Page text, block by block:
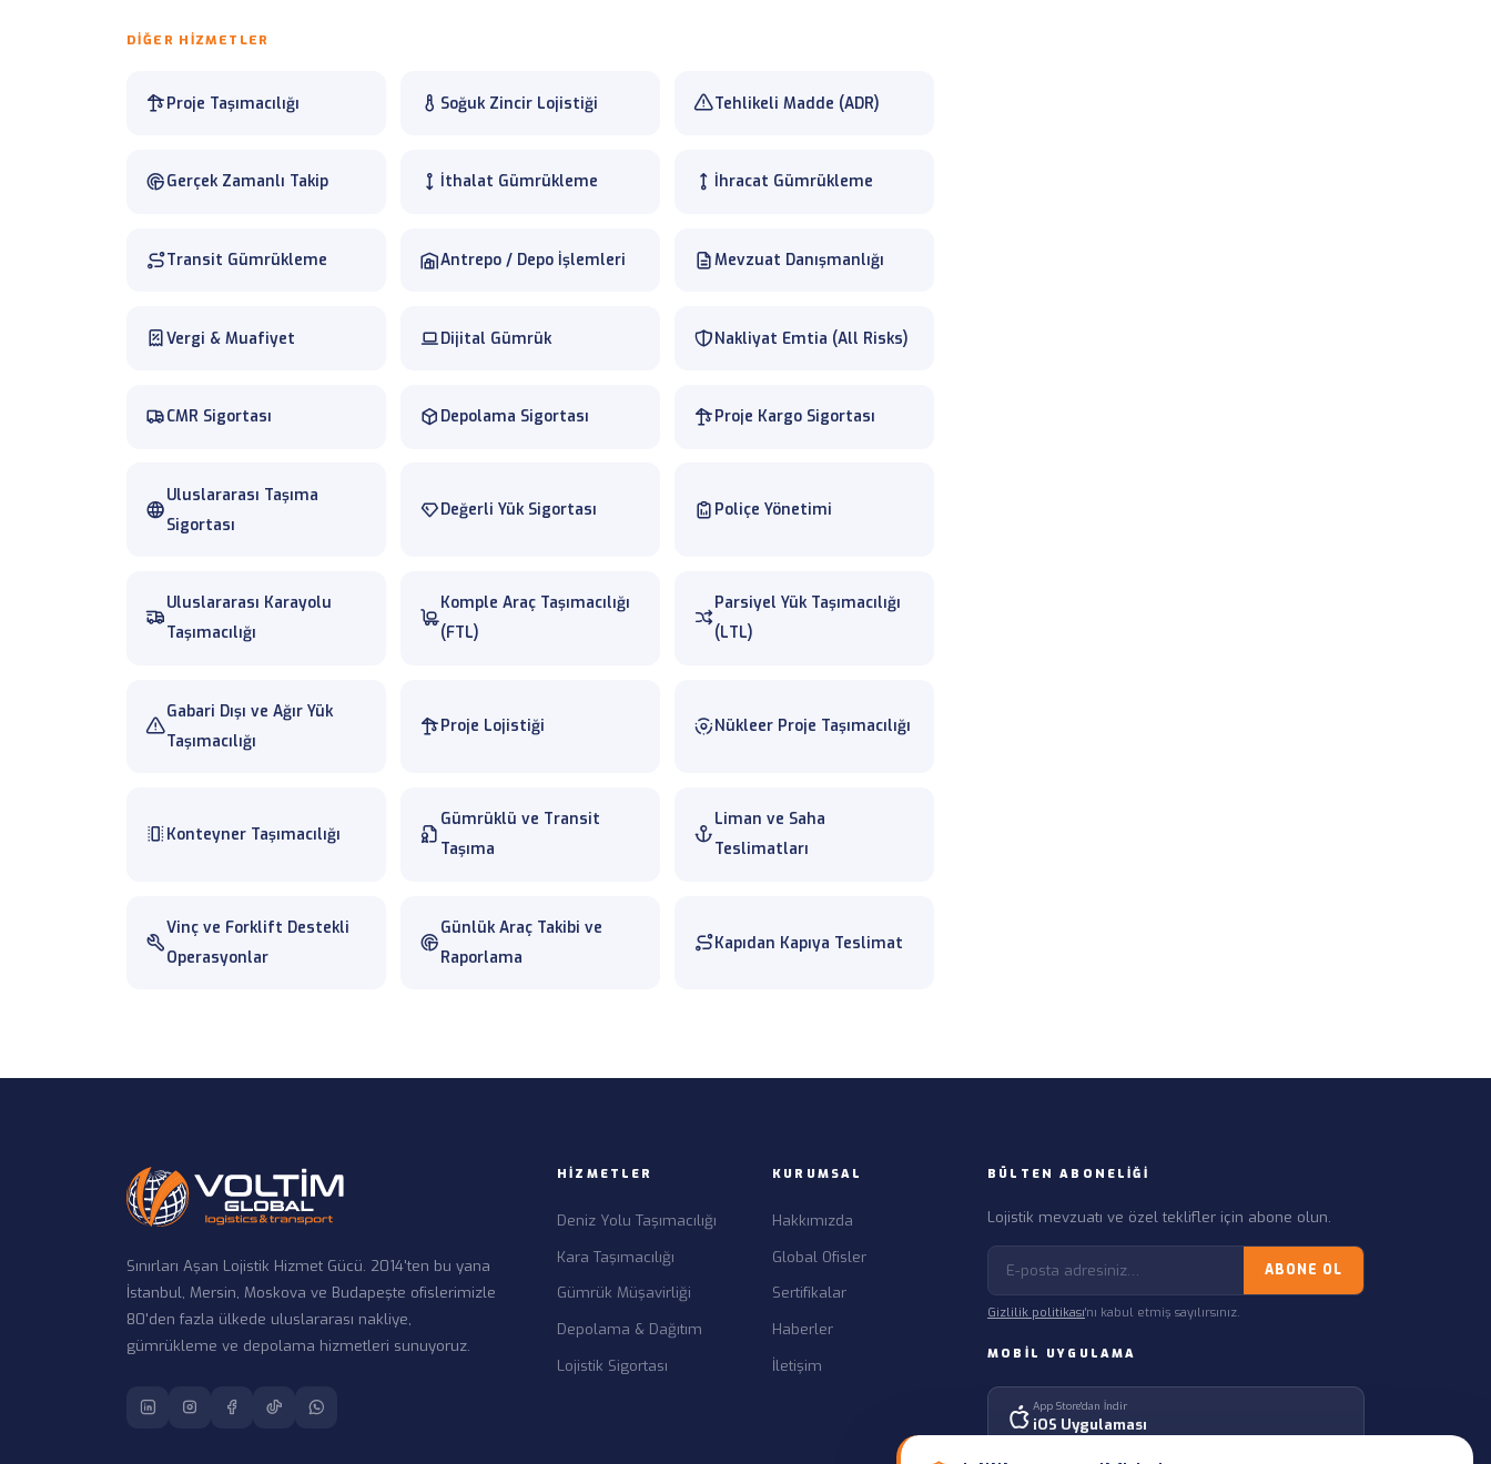
DIĞER HIZMETLER
Proje Taşımacılığı Soğuk Zincir Lojistiği Tehlikeli Madde (ADR)
Gerçek Zamanlı Takip İthalat Gümrükleme İhracat Gümrükleme
Transit Gümrükleme Antrepo / Depo İşlemleri Mevzuat Danışmanlığı
Vergi & Muafiyet Dijital Gümrük Nakliyat Emtia (All Risks)
CMR Sigortası Depolama Sigortası Proje Kargo Sigortası
Uluslararası Taşıma
Sigortası
Değerli Yük Sigortası Poliçe Yönetimi
Uluslararası Karayolu
Taşımacılığı
Komple Araç Taşımacılığı
(FTL)
Parsiyel Yük Taşımacılığı
(LTL)
Gabari Dışı ve Ağır Yük
Taşımacılığı
Proje Lojistiği Nükleer Proje Taşımacılığı
Konteyner Taşımacılığı
Gümrüklü ve Transit
Taşıma
Liman ve Saha
Teslimatları
Vinç ve Forklift Destekli
Operasyonlar
Günlük Araç Takibi ve
Raporlama
Kapıdan Kapıya Teslimat
Sınırları Aşan Lojistik Hizmet Gücü. 2014'ten bu yana
İstanbul, Mersin, Moskova ve Budapeşte ofislerimizle
80'den fazla ülkede uluslararası nakliye,
gümrükleme ve depolama hizmetleri sunuyoruz.
HIZMETLER
Deniz Yolu Taşımacılığı
Kara Taşımacılığı
Gümrük Müşavirliği
Depolama & Dağıtım
Lojistik Sigortası
KURUMSAL
Hakkımızda
Global Ofisler
Sertifikalar
Haberler
İletişim
BÜLTEN ABONELIĞI
Lojistik mevzuatı ve özel teklifler için abone olun.
ABONE OL
Gizlilik politikası'nı kabul etmiş sayılırsınız.
MOBIL UYGULAMA
App Store'dan İndir
iOS Uygulaması